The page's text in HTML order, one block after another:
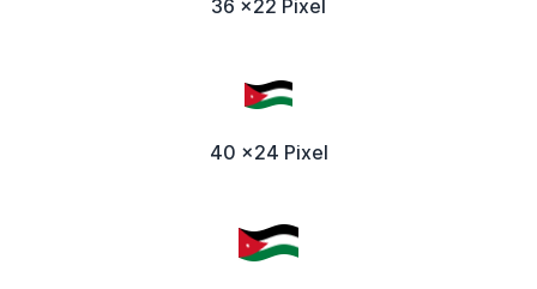
36 x22 Pixel
40 x24 Pixel